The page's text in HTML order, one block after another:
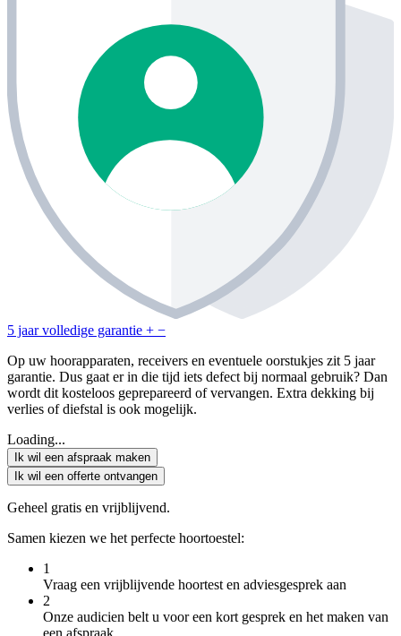
5 jaar volledige garantie + −
Op uw hoorapparaten, receivers en eventuele oorstukjes zit 5 jaar
garantie. Dus gaat er in die tijd iets defect bij normaal gebruik? Dan
wordt dit kosteloos geprepareerd of vervangen. Extra dekking bij
verlies of diefstal is ook mogelijk.
Loading...
Ik wil een afspraak maken
Ik wil een offerte ontvangen
Geheel gratis en vrijblijvend.
Samen kiezen we het perfecte hoortoestel:
1
Vraag een vrijblijvende hoortest en adviesgesprek aan
2
Onze audicien belt u voor een kort gesprek en het maken van
een afspraak